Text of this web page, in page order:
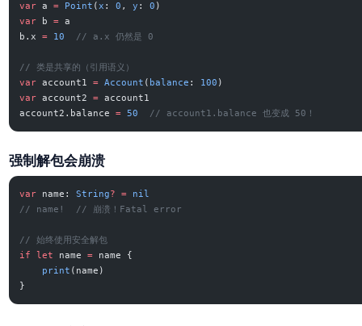
var a = Point (x : 0 , y : 0 )
var b = a
b.x = 10
  // a.x 仍然是 0
// 类是共享的（引用语义）
var account1 = Account ( balance : 100 )
var account2 = account1
account2.balance = 50
  // account1.balance 也变成 50！
强制解包会崩溃
var name: String? = nil
// name!  // 崩溃！Fatal error
// 始终使用安全解包
if
let name = name {
    print
(name)
}